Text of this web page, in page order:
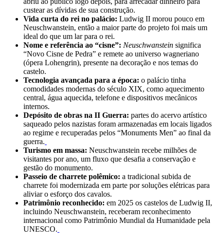
custear as dívidas de sua construção.
Vida curta do rei no palácio: Ludwig II morou pouco em
Neuschwanstein, então a maior parte do projeto foi mais um
ideal do que um lar para o rei.
Nome e referência ao “cisne”: Neuschwanstein significa
“Novo Cisne de Pedra” e remete ao universo wagneriano
(ópera Lohengrin), presente na decoração e nos temas do
castelo.
Tecnologia avançada para a época: o palácio tinha
comodidades modernas do século XIX, como aquecimento
central, água aquecida, telefone e dispositivos mecânicos
internos.
Depósito de obras na II Guerra: partes do acervo artístico
saqueado pelos nazistas foram armazenadas em locais ligados
ao regime e recuperadas pelos “Monuments Men” ao final da
guerra.
Turismo em massa: Neuschwanstein recebe milhões de
visitantes por ano, um fluxo que desafia a conservação e
gestão do monumento.
Passeio de charrete polêmico: a tradicional subida de
charrete foi modernizada em parte por soluções elétricas para
aliviar o esforço dos cavalos.
Patrimônio reconhecido: em 2025 os castelos de Ludwig II,
incluindo Neuschwanstein, receberam reconhecimento
internacional como Patrimônio Mundial da Humanidade pela
UNESCO.